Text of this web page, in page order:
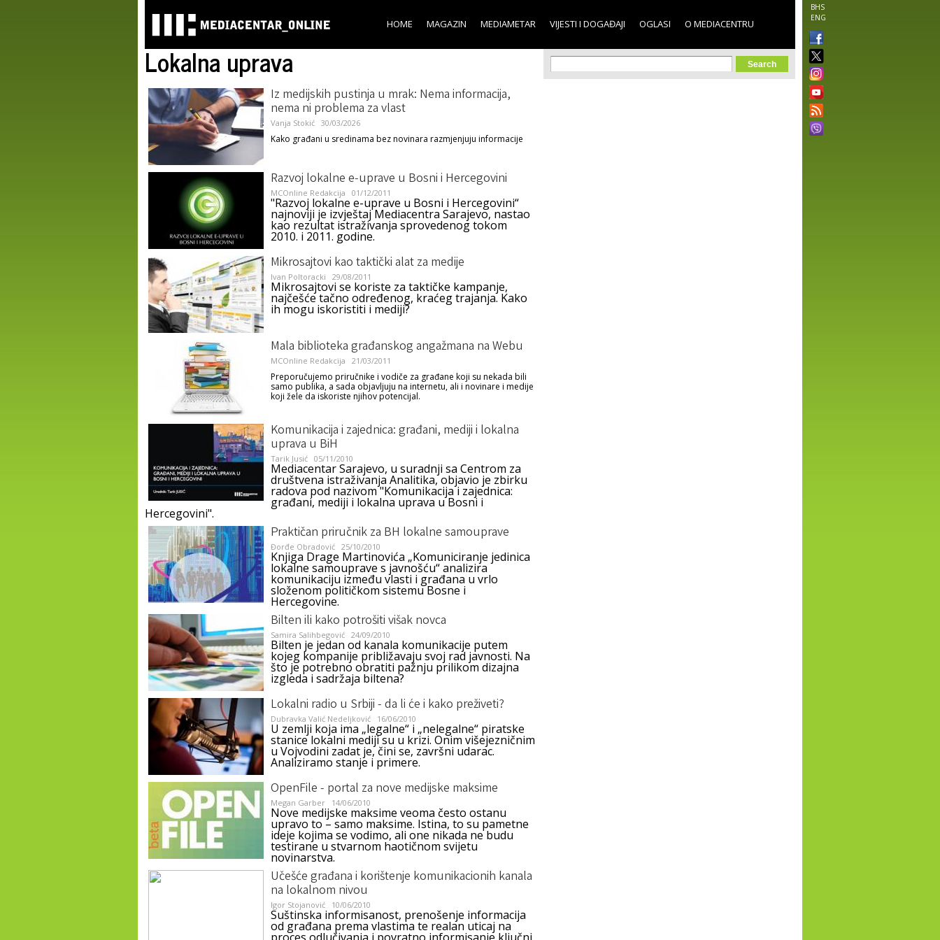
main
content
BHS
ENG
HOME MAGAZIN MEDIAMETAR VIJESTI I DOGAĐAJI OGLASI O MEDIACENTRU
Lokalna uprava
Iz medijskih pustinja u mrak: Nema informacija,
nema ni problema za vlast
Vanja Stokić 30/03/2026
Kako građani u sredinama bez novinara razmjenjuju informacije
Razvoj lokalne e-uprave u Bosni i Hercegovini
MCOnline Redakcija 01/12/2011
"Razvoj lokalne e-uprave u Bosni i Hercegovini“
najnoviji je izvještaj Mediacentra Sarajevo, nastao
kao rezultat istraživanja sprovedenog tokom
2010. i 2011. godine.
Mikrosajtovi kao taktički alat za medije
Ivan Poltoracki 29/08/2011
Mikrosajtovi se koriste za taktičke kampanje,
najčešće tačno određenog, kraćeg trajanja. Kako
ih mogu iskoristiti i mediji?
Mala biblioteka građanskog angažmana na Webu
MCOnline Redakcija 21/03/2011
Preporučujemo priručnike i vodiče za građane koji su nekada bili
samo publika, a sada objavljuju na internetu, ali i novinare i medije
koji žele da iskoriste njihov potencijal.
Komunikacija i zajednica: građani, mediji i lokalna
uprava u BiH
Tarik Jusić 05/11/2010
Mediacentar Sarajevo, u suradnji sa Centrom za
društvena istraživanja Analitika, objavio je zbirku
radova pod nazivom "Komunikacija i zajednica:
građani, mediji i lokalna uprava u Bosni i
Hercegovini".
Praktičan priručnik za BH lokalne samouprave
Đorđe Obradović 25/10/2010
Knjiga Drage Martinovića „Komuniciranje jedinica
lokalne samouprave s javnošću“ analizira
komunikaciju između vlasti i građana u vrlo
složenom političkom sistemu Bosne i
Hercegovine.
Bilten ili kako potrošiti višak novca
Samira Salihbegović 24/09/2010
Bilten je jedan od kanala komunikacije putem
kojeg kompanije približavaju svoj rad javnosti. Na
što je potrebno obratiti pažnju prilikom dizajna
izgleda i sadržaja biltena?
Lokalni radio u Srbiji - da li će i kako preživeti?
Dubravka Valić Nedeljković 16/06/2010
U zemlji koja ima „legalne“ i „nelegalne“ piratske
stanice lokalni mediji su u krizi. Onim višejezničnim
u Vojvodini zadat je, čini se, završni udarac.
Analiziramo stanje i primere.
OpenFile - portal za nove medijske maksime
Megan Garber 14/06/2010
Nove medijske maksime veoma često ostanu
upravo to – samo maksime. Istina, to su pametne
ideje kojima se vodimo, ali one nikada ne budu
testirane u stvarnom haotičnom svijetu
novinarstva.
Učešće građana i korištenje komunikacionih kanala
na lokalnom nivou
Igor Stojanović 10/06/2010
Suštinska informisanost, prenošenje informacija
od građana prema vlastima te realan uticaj na
Search form
Search